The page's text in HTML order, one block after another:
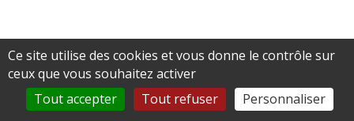
Ce site utilise des cookies et vous donne le contrôle sur
ceux que vous souhaitez activer
Tout accepter
Tout refuser Personnaliser